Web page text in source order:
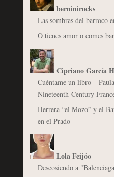
berninirocks
Las sombras del barroco
O tienes amor o comes
Cipriano García
Cuéntame un libro –
Nineteenth-Century
Herrera “el Mozo” y el
en el Prado
Lola Feijóo
Descosiendo a